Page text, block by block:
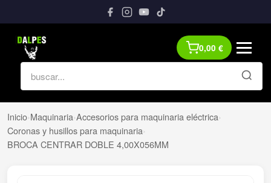
0,00 €
Inicio›Maquinaria›Accesorios para maquinaria eléctrica›
Coronas y husillos para maquinaria›
BROCA CENTRAR DOBLE 4,00X056MM